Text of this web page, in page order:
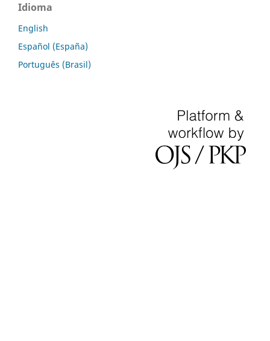
Idioma
English
Español (España)
Português (Brasil)